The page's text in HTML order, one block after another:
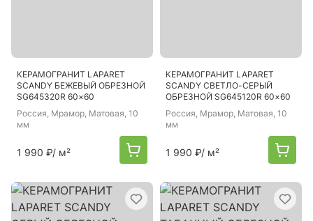
КЕРАМОГРАНИТ LAPARET
SCANDY БЕЖЕВЫЙ ОБРЕЗНОЙ
SG645320R 60×60
Россия, Мрамор, Матовая, 10
мм
1 990 ₽/ м²
КЕРАМОГРАНИТ LAPARET
SCANDY СВЕТЛО-СЕРЫЙ
ОБРЕЗНОЙ SG645120R 60×60
Россия, Мрамор, Матовая, 10
мм
1 990 ₽/ м²